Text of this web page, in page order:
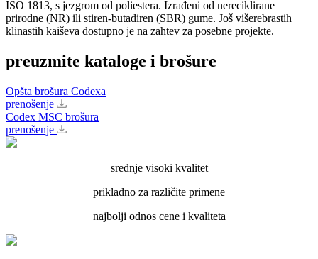
ISO 1813, s jezgrom od poliestera. Izrađeni od nereciklirane
prirodne (NR) ili stiren-butadiren (SBR) gume. Još višerebrastih
klinastih kaiševa dostupno je na zahtev za posebne projekte.
preuzmite kataloge i brošure
Opšta brošura Codexa
prenošenje
Codex MSC brošura
prenošenje
srednje visoki kvalitet
prikladno za različite primene
najbolji odnos cene i kvaliteta